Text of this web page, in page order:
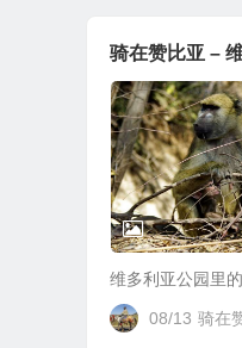
骑在赞比亚 –
维多利亚公园里的
08/13 骑在